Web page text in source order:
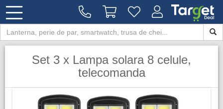
Set 3 x Lampa solara 8 celule,
telecomanda